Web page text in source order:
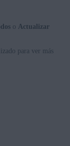
o Actualizar
para ver más